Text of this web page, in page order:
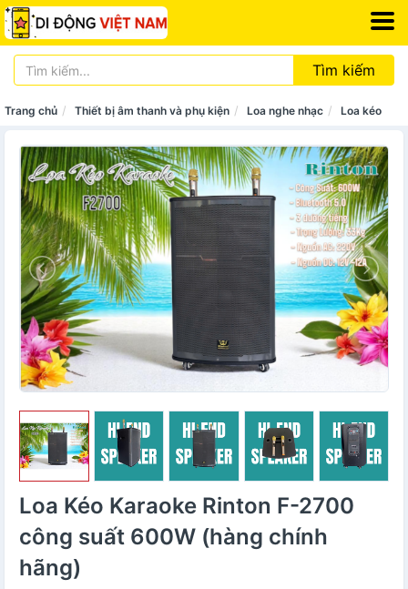
Tìm kiếm
Trang chủ Thiết bị âm thanh và phụ kiện Loa nghe nhạc Loa kéo
Loa Kéo Karaoke Rinton F-2700
công suất 600W (hàng chính
hãng)